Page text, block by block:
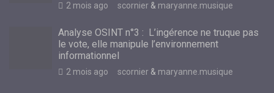
2 mois ago scornier & maryanne.musique
Analyse OSINT n°3 : L’ingérence ne truque pas
le vote, elle manipule l’environnement
informationnel
2 mois ago scornier & maryanne.musique